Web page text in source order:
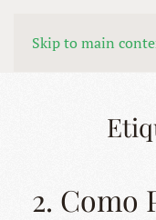
Skip to main
MENÚ
2. Como